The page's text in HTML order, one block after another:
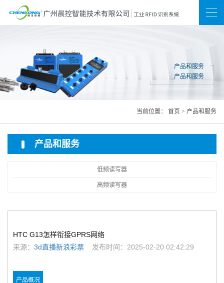
新闻
网站地图
产品和服务
产品和服务
当前位置： 首页 > 产品和服务
产品和服务
低频读写器
高频读写器
HTC G13怎样衔接GPRS网络
来源： 3d直播新浪彩票 发布时间：2025-02-20 02:42:29
产品概况